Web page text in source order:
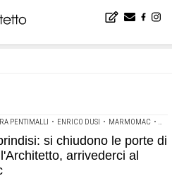
PENTIMALLI • ENRICO DUSI • MARMOMAC •
si chiudono le porte di
arrivederci al